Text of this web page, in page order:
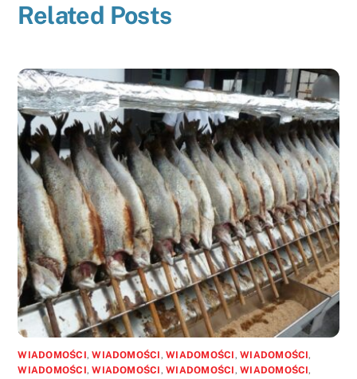
Related Posts
WIADOMOŚCI,WIADOMOŚCI,WIADOMOŚCI,WIADOMOŚCI,
WIADOMOŚCI,WIADOMOŚCI,WIADOMOŚCI,WIADOMOŚCI,